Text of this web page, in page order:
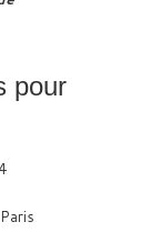
pour